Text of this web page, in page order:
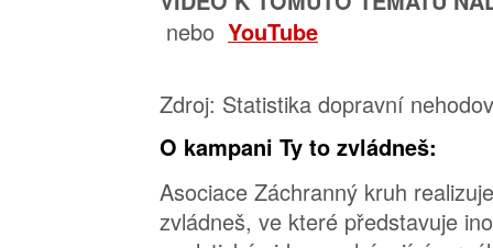
nebo YouTube
Zdroj: Statistika dopravní
O kampani Ty to zvládneš:
Asociace Záchranný kruh
zvládneš, ve které představuje